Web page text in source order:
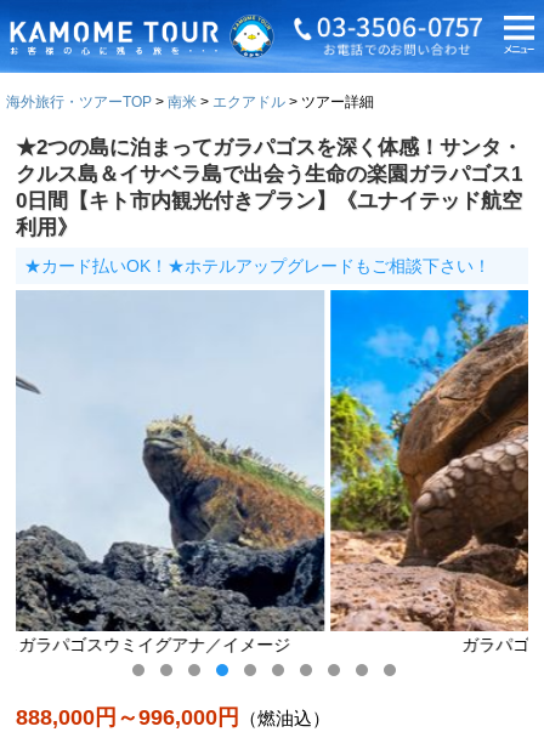
海外旅行・ツアーTOP 南米 エクアドル ツアー詳細
★2つの島に泊まってガラパゴスを深く体感！サンタ・
クルス島＆イサベラ島で出会う生命の楽園ガラパゴス1
0日間【キト市内観光付きプラン】《ユナイテッド航空
利用》
★カード払いOK！★ホテルアップグレードもご相談下さい！
ジ ガラパゴスゾウガメ／イメージ
888,000円～996,000円 （燃油込）